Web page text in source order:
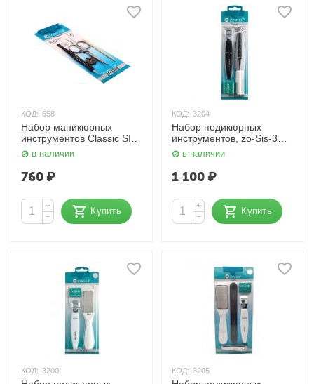
КОД: 658
Набор маникюрных
инструментов Classic SIS-
14 Zinger
в наличии
760₽
+
−
Купить
КОД: 3204
Набор педикюрных
инструментов, zo-Sis-32-2
Zinger
в наличии
1 100₽
+
−
Купить
КОД: 3200 КОД: 3205